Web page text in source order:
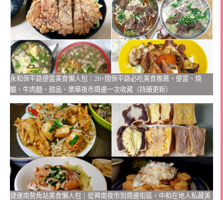
永和保平路便當美食懶人包｜20+間保平路必吃美食推薦，便當、燒
臘、牛肉麵、甜品、樂華夜市周邊一次收藏（持續更新）
捷運南勢角站美食懶人包｜從興南夜市到周邊街區，中和在地人私藏美